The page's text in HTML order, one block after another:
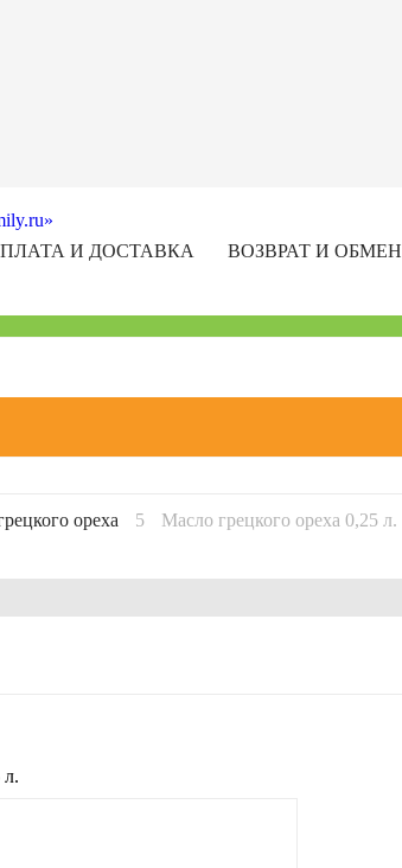
И ДОСТАВКА ВОЗВРАТ И ОБМЕН
ореха Масло грецкого ореха 0,25 л.